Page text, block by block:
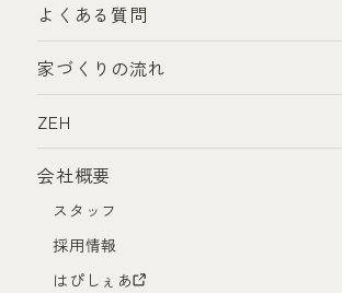
よくある質問
家づくりの流れ
ZEH
会社概要
スタッフ
採用情報
はぴしぇあ